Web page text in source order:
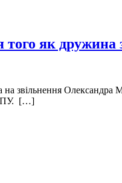
як
на звільнення
[…]